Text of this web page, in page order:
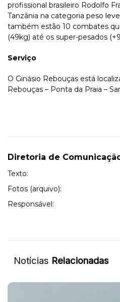
profissional brasileiro Rodolfo
Tanzânia na categoria peso
também estão 10 combates
(49kg) até os super-pesados
Serviço
O Ginásio Rebouças está
Rebouças – Ponta da Praia –
Diretoria de
Texto:
Fotos (arquivo):
Responsável:
Notícias Relacionadas